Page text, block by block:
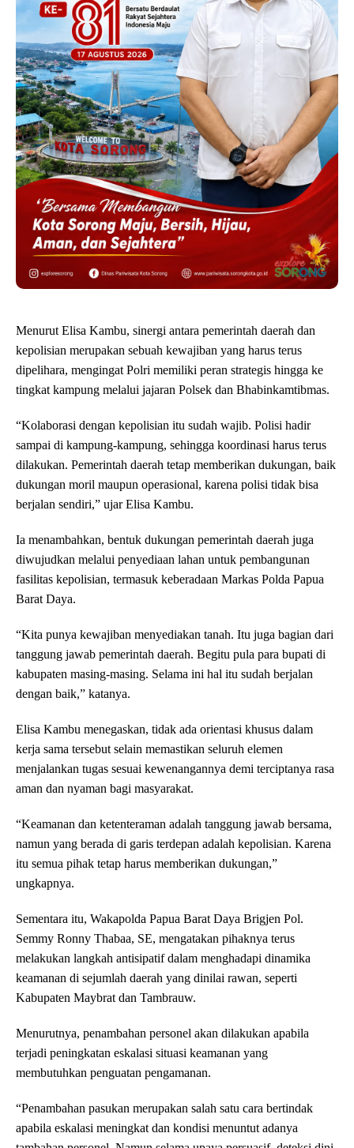
Menurut Elisa Kambu, sinergi antara pemerintah daerah dan
kepolisian merupakan sebuah kewajiban yang harus terus
dipelihara, mengingat Polri memiliki peran strategis hingga ke
tingkat kampung melalui jajaran Polsek dan Bhabinkamtibmas.
“Kolaborasi dengan kepolisian itu sudah wajib. Polisi hadir
sampai di kampung-kampung, sehingga koordinasi harus terus
dilakukan. Pemerintah daerah tetap memberikan dukungan, baik
dukungan moril maupun operasional, karena polisi tidak bisa
berjalan sendiri,” ujar Elisa Kambu.
Ia menambahkan, bentuk dukungan pemerintah daerah juga
diwujudkan melalui penyediaan lahan untuk pembangunan
fasilitas kepolisian, termasuk keberadaan Markas Polda Papua
Barat Daya.
“Kita punya kewajiban menyediakan tanah. Itu juga bagian dari
tanggung jawab pemerintah daerah. Begitu pula para bupati di
kabupaten masing-masing. Selama ini hal itu sudah berjalan
dengan baik,” katanya.
Elisa Kambu menegaskan, tidak ada orientasi khusus dalam
kerja sama tersebut selain memastikan seluruh elemen
menjalankan tugas sesuai kewenangannya demi terciptanya rasa
aman dan nyaman bagi masyarakat.
“Keamanan dan ketenteraman adalah tanggung jawab bersama,
namun yang berada di garis terdepan adalah kepolisian. Karena
itu semua pihak tetap harus memberikan dukungan,”
ungkapnya.
Sementara itu, Wakapolda Papua Barat Daya Brigjen Pol.
Semmy Ronny Thabaa, SE, mengatakan pihaknya terus
melakukan langkah antisipatif dalam menghadapi dinamika
keamanan di sejumlah daerah yang dinilai rawan, seperti
Kabupaten Maybrat dan Tambrauw.
Menurutnya, penambahan personel akan dilakukan apabila
terjadi peningkatan eskalasi situasi keamanan yang
membutuhkan penguatan pengamanan.
“Penambahan pasukan merupakan salah satu cara bertindak
apabila eskalasi meningkat dan kondisi menuntut adanya